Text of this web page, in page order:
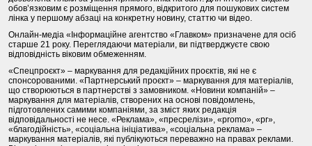
обов’язковим є розміщення прямого, відкритого для пошукових систем
лінка у першому абзаці на конкретну новину, статтю чи відео.
Онлайн-медіа «Інформаційне агентство «Главком» призначене для осіб
старше 21 року. Переглядаючи матеріали, ви підтверджуєте свою
відповідність віковим обмеженням.
«Спецпроєкт» – маркування для редакційних проєктів, які не є
спонсорованими. «Партнерський проєкт» – маркування для матеріалів,
що створюються в партнерстві з замовником. «Новини компаній» –
маркування для матеріалів, створених на основі повідомлень,
підготовлених самими компаніями, за зміст яких редакція
відповідальності не несе. «Реклама», «пресрелізи», «promo», «pr»,
«благодійність», «соціальна ініціатива», «соціальна реклама» –
маркування матеріалів, які публікуються переважно на правах реклами.